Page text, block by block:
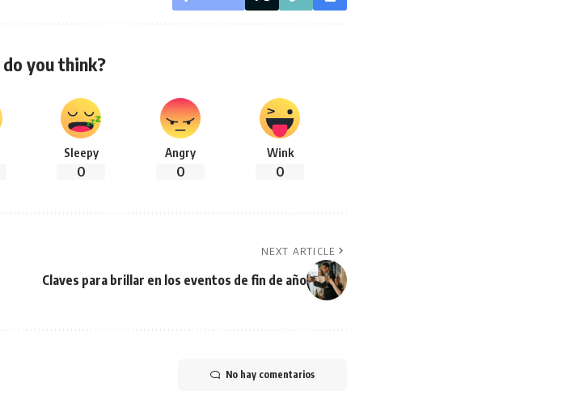
you think?
Sleepy
0
Angry
0
Wink
0
NEXT ARTICLE
Claves para brillar en los eventos de fin de año
No hay comentarios